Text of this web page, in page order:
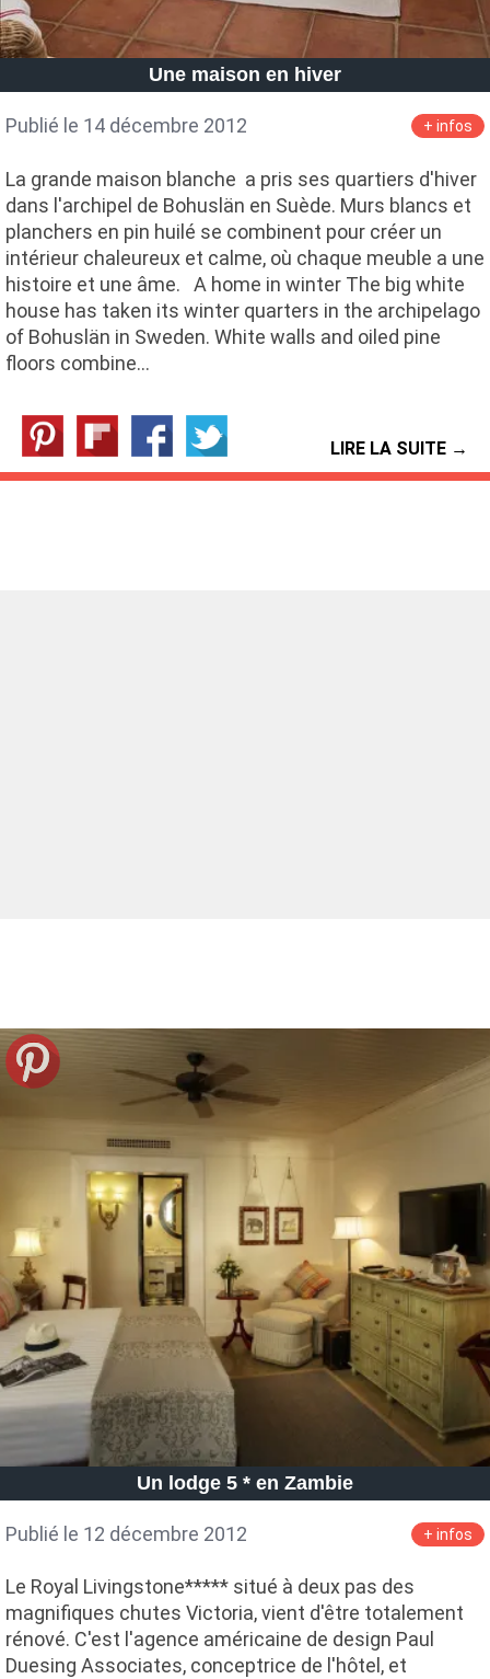
Une maison en hiver
Publié le 14 décembre 2012 + infos
La grande maison blanche a pris ses quartiers d'hiver
dans l'archipel de Bohuslän en Suède. Murs blancs et
planchers en pin huilé se combinent pour créer un
intérieur chaleureux et calme, où chaque meuble a une
histoire et une âme. A home in winter The big white
house has taken its winter quarters in the archipelago
of Bohuslän in Sweden. White walls and oiled pine
floors combine…
LIRE LA SUITE →
Un lodge 5 * en Zambie
Publié le 12 décembre 2012 + infos
Le Royal Livingstone***** situé à deux pas des
magnifiques chutes Victoria, vient d'être totalement
rénové. C'est l'agence américaine de design Paul
Duesing Associates, conceptrice de l'hôtel, et